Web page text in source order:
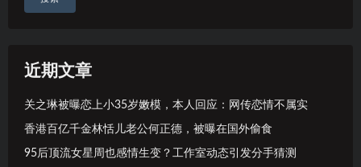
近期文章
关之琳被曝恋上小35岁嫩模，本人回应：网传恋情不属实
香港百亿千金林恬儿老公何正德，被曝在国外偷食
95后顶流女星周也感情生变？工作室动态引发分手猜测